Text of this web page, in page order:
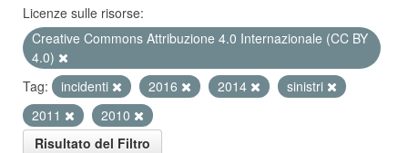
Licenze sulle risorse:
Creative Commons Attribuzione 4.0 Internazionale (CC BY
4.0)
Tag:
incidenti 2016 2014
sinistri
2011
2010
Risultato del Filtro